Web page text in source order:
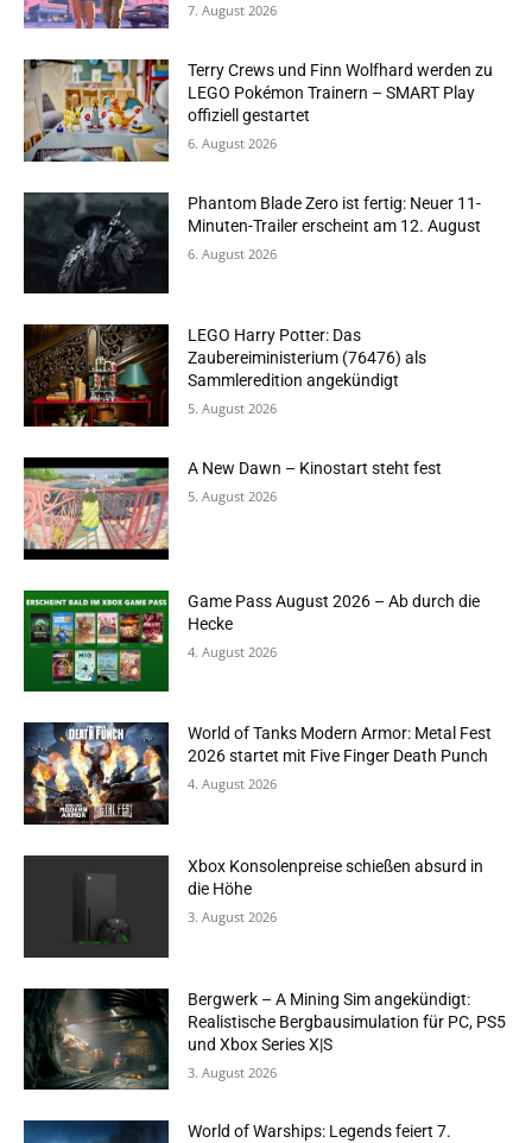
7. August 2026
Terry Crews und Finn Wolfhard werden zu
LEGO Pokémon Trainern – SMART Play
offiziell gestartet
6. August 2026
Phantom Blade Zero ist fertig: Neuer 11-
Minuten-Trailer erscheint am 12. August
6. August 2026
LEGO Harry Potter: Das
Zaubereiministerium (76476) als
Sammleredition angekündigt
5. August 2026
A New Dawn – Kinostart steht fest
5. August 2026
Game Pass August 2026 – Ab durch die
Hecke
4. August 2026
World of Tanks Modern Armor: Metal Fest
2026 startet mit Five Finger Death Punch
4. August 2026
Xbox Konsolenpreise schießen absurd in
die Höhe
3. August 2026
Bergwerk – A Mining Sim angekündigt:
Realistische Bergbausimulation für PC, PS5
und Xbox Series X|S
3. August 2026
World of Warships: Legends feiert 7.